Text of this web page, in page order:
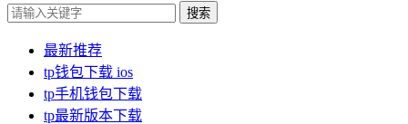
搜索
最新推荐
tp钱包下载 ios
tp手机钱包下载
tp最新版本下载